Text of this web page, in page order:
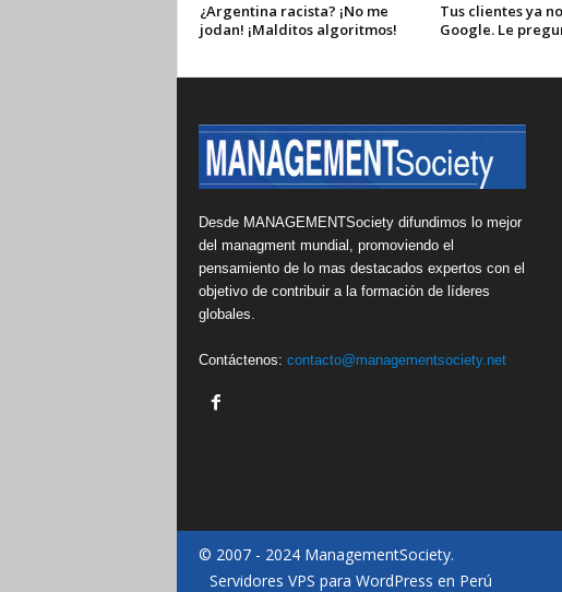
¿Argentina racista? ¡No me
jodan! ¡Malditos algoritmos!
Tus clientes ya
Google. Le
Desde MANAGEMENTSociety difundimos lo mejor
del managment mundial, promoviendo el
pensamiento de lo mas destacados expertos con el
objetivo de contribuir a la formación de líderes
globales.
Contáctenos: contacto@managementsociety.net
© 2007 - 2024 ManagementSociety.
Servidores VPS para WordPress en Perú